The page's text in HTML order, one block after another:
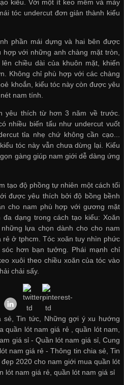
kiểu. Với một ít keo mềm và máy
tóc undercut đơn giản thành kiểu
phần mái dựng và hai bên được
với những anh chàng mặt tròn,
chiều dài của khuôn mặt, khiến
Không chỉ phù hợp với các chàng
khoắn, kiểu tóc này còn được yêu
nam tính.
yêu thích từ hơn 3 năm về trước.
nhiều biến tấu như undercut vuốt
tỉa nhẹ chứ không cần cạo...
tóc này vẫn chưa dừng lại. Kiểu
gàng giúp nam giới dễ dàng ứng
tạo độ phồng tự nhiên một cách tối
được yêu thích bởi độ bồng bềnh
cho nam phù hợp với gương mặt
dạng trong cách tạo kiểu: Xoăn
lựa chọn dành cho cho nam
rẻ ở tphcm . Tóc xoăn tuy nhìn phức
hơn bạn tưởng. Phái mạnh chỉ
xuôi theo chiều xoăn của tóc vào
chải sấy.
sẻ, Tin tức, Những gợi ý xu hướng
quần lót nam giá rẻ , quần lót nam,
giá sỉ - Quần lót nam giá sỉ, Cung
nam giá rẻ -Thông tin chia sẻ Tin
2020 cho nam giới mua quần lót
lót nam giá rẻ ,quần lót nam giá sỉ